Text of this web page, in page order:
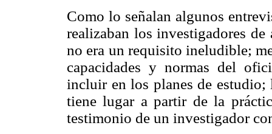
Como lo señalan algunos
realizaban los investigadores
no era un requisito ineludible;
capacidades y normas del
incluir en los planes de
tiene lugar a partir de la
testimonio de un investigador